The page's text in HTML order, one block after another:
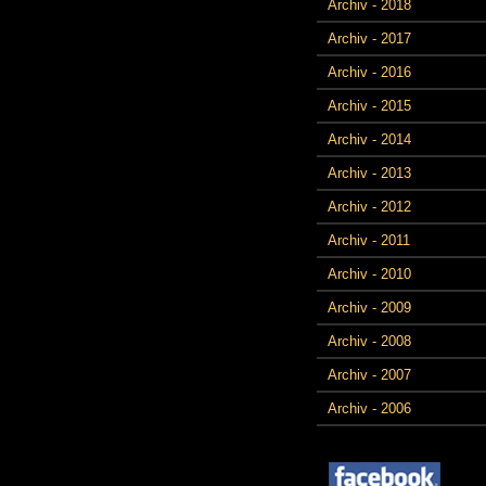
Archiv - 2018
Archiv - 2017
Archiv - 2016
Archiv - 2015
Archiv - 2014
Archiv - 2013
Archiv - 2012
Archiv - 2011
Archiv - 2010
Archiv - 2009
Archiv - 2008
Archiv - 2007
Archiv - 2006